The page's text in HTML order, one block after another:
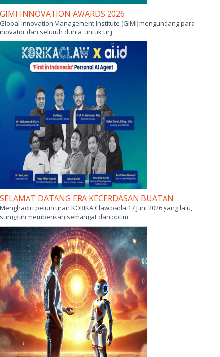
GIMI INNOVATION AWARDS 2026
Global Innovation Management Institute (GIMI) mengundang para
inovator dari seluruh dunia, untuk unj
SELAMAT DATANG ERA KECERDASAN BUATAN
Menghadiri peluncuran KORIKA Claw pada 17 Juni 2026 yang lalu,
sungguh memberikan semangat dan optim